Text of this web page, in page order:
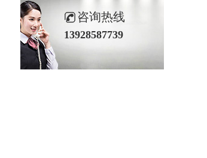
咨询热线
13928587739